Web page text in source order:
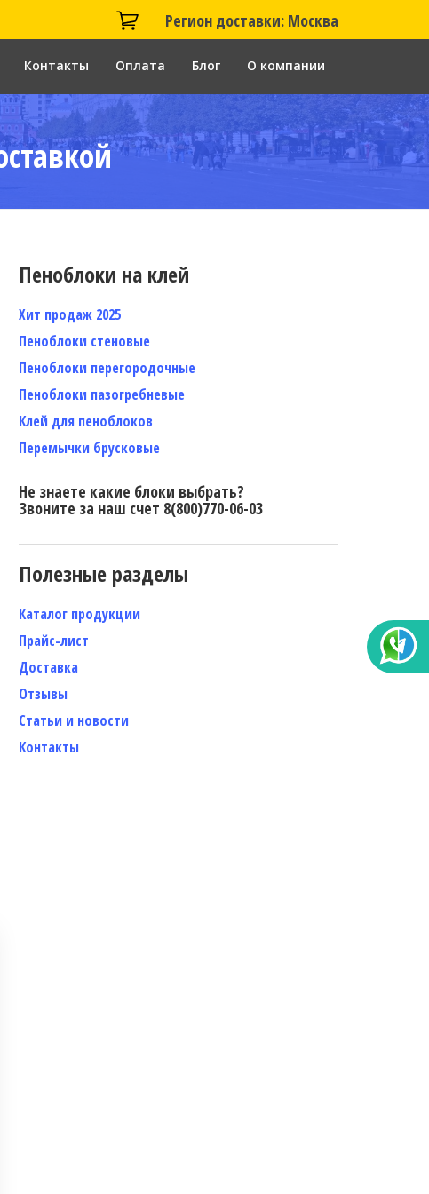
Регион доставки: Москва
Контакты Оплата Блог О компании
Пеноблоки на клей
Хит продаж 2025
Пеноблоки стеновые
Пеноблоки перегородочные
Пеноблоки пазогребневые
Клей для пеноблоков
Перемычки брусковые
Не знаете какие блоки выбрать?
Звоните за наш счет 8(800)770-06-03
Полезные разделы
Каталог продукции
Прайс-лист
Доставка
Отзывы
Статьи и новости
Контакты